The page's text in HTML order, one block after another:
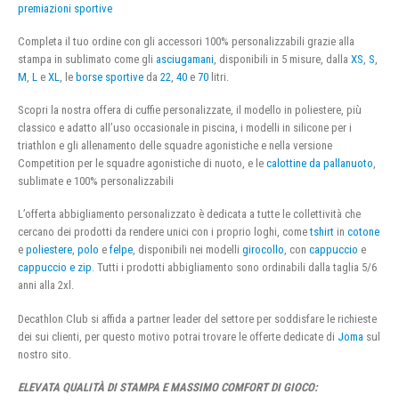
premiazioni sportive
Completa il tuo ordine con gli accessori 100% personalizzabili grazie alla
stampa in sublimato come gli asciugamani , disponibili in 5 misure, dalla XS S
M L e XL , le borse sportive da 22 40 e 70 litri.
Scopri la nostra offera di cuffie personalizzate, il modello in poliestere, più
classico e adatto all’uso occasionale in piscina, i modelli in silicone per i
triathlon e gli allenamento delle squadre agonistiche e nella versione
Competition per le squadre agonistiche di nuoto, e le calottine da pallanuoto,
sublimate e 100% personalizzabili
L’offerta abbigliamento personalizzato è dedicata a tutte le collettività che
cercano dei prodotti da rendere unici con i proprio loghi, cometshirt in cotone
e poliestere, polo e felpe, disponibili nei modelli girocollo, con cappuccio e
cappuccio e zip. Tutti i prodotti abbigliamento sono ordinabili dalla taglia 5/6
anni alla 2xl.
Decathlon Club si affida a partner leader del settore per soddisfare le richieste
dei sui clienti, per questo motivo potrai trovare le offerte dedicate di Joma sul
nostro sito.
ELEVATA QUALITÀ DI STAMPA E MASSIMO COMFORT DI GIOCO: